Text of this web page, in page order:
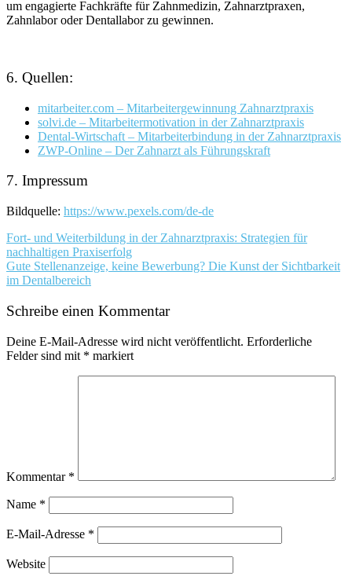
um engagierte Fachkräfte für Zahnmedizin, Zahnarztpraxen,
Zahnlabor oder Dentallabor zu gewinnen.
6. Quellen:
mitarbeiter.com – Mitarbeitergewinnung Zahnarztpraxis
solvi.de – Mitarbeitermotivation in der Zahnarztpraxis
Dental-Wirtschaft – Mitarbeiterbindung in der Zahnarztpraxis
ZWP-Online – Der Zahnarzt als Führungskraft
7. Impressum
Bildquelle: https://www.pexels.com/de-de
Post
navigation
Fort- und Weiterbildung in der Zahnarztpraxis: Strategien für
nachhaltigen Praxiserfolg
Gute Stellenanzeige, keine Bewerbung? Die Kunst der Sichtbarkeit
im Dentalbereich
Schreibe einen Kommentar
Deine E-Mail-Adresse wird nicht veröffentlicht. Erforderliche
Felder sind mit * markiert
Kommentar *
Name *
E-Mail-Adresse *
Website